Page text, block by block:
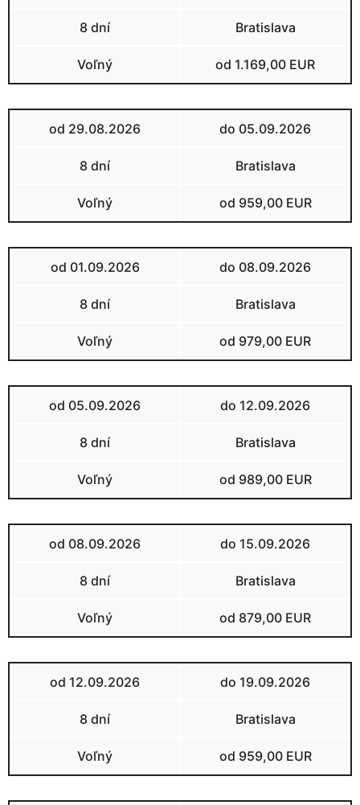
8 dní Bratislava
Voľný od 1.169,00 EUR
od 29.08.2026 do 05.09.2026
8 dní Bratislava
Voľný od 959,00 EUR
od 01.09.2026 do 08.09.2026
8 dní Bratislava
Voľný od 979,00 EUR
od 05.09.2026 do 12.09.2026
8 dní Bratislava
Voľný od 989,00 EUR
od 08.09.2026 do 15.09.2026
8 dní Bratislava
Voľný od 879,00 EUR
od 12.09.2026 do 19.09.2026
8 dní Bratislava
Voľný od 959,00 EUR